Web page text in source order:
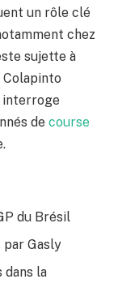
un rôle clé
chez
sujette à
Colapinto
interroge
de course
du Brésil
Gasly
dans la